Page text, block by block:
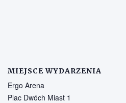
MIEJSCE WYDARZENIA
Ergo Arena
Plac Dwóch Miast 1